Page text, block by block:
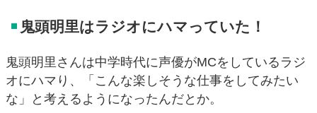
鬼頭明里はラジオにハマっていた！
鬼頭明里さんは中学時代に声優がMCをしているラジ
オにハマり、「こんな楽しそうな仕事をしてみたい
な」と考えるようになったんだとか。